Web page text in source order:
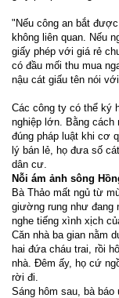
"Nếu công an bắt
không liên quan. Nếu
giấy phép với giá rẻ
có đầu mối thu mua
nậu cát giấu tên nói với
Các công ty có thể ký
nghiệp lớn. Bằng
đúng pháp luật khi cơ
lý bán lẻ, họ đưa số
dân cư.
Nỗi ám ảnh sông
Bà Thảo mất ngủ từ
giường rung như đang
nghe tiếng xình xịch
Căn nhà ba gian nằm
hai đứa cháu trai, rồi
nhà. Đêm ấy, họ cứ
rời đi.
Sáng hôm sau, bà